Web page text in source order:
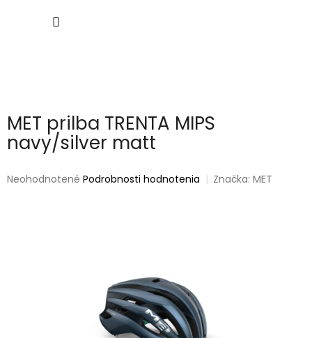
MET prilba TRENTA MIPS
navy/silver matt
Priemerné
Neohodnotené Podrobnosti hodnotenia Značka:MET